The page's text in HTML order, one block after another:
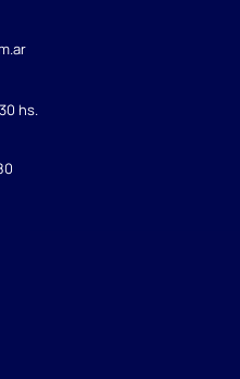
hs.